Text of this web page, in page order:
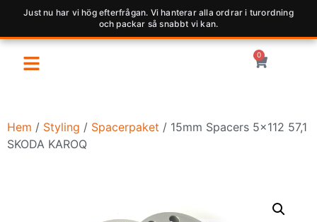
Just nu har vi hög efterfrågan. Vi hanterar alla ordrar i turordning
och packar så snabbt vi kan.
0
Hem / Styling / Spacerpaket / 15mm Spacers 5×112 57,1
SKODA KAROQ